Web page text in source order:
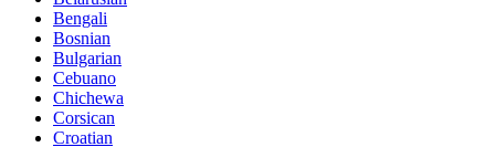
Bengali
Bosnian
Bulgarian
Cebuano
Chichewa
Corsican
Croatian